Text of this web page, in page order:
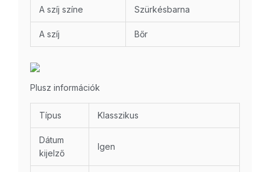
A szíj színe Szürkésbarna
A szíj Bőr
Plusz információk
Típus Klasszikus
Dátum
kijelző
Igen